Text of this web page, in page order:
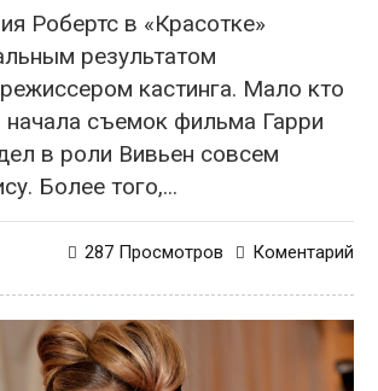
Робертс в «Красотке»
результатом
кастинга. Мало кто
начала съемок фильма Гарри
в роли Вивьен совсем
Более того,...
Коментарий
287 Просмотров